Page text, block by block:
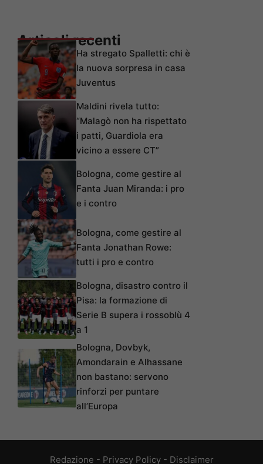
Articoli recenti
Ha stregato Spalletti: chi è
la nuova sorpresa in casa
Juventus
Maldini rivela tutto:
“Malagò non ha rispettato
i patti, Guardiola era
vicino a essere CT”
Bologna, come gestire al
Fanta Juan Miranda: i pro
e i contro
Bologna, come gestire al
Fanta Jonathan Rowe:
tutti i pro e contro
Bologna, disastro contro il
Pisa: la formazione di
Serie B supera i rossoblù 4
a 1
Bologna, Dovbyk,
Amondarain e Alhassane
non bastano: servono
rinforzi per puntare
all’Europa
Redazione - Privacy Policy- Disclaimer